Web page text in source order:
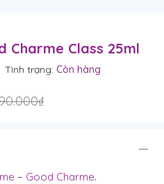
Charme Class 25ml
Tình trạng: Còn hàng
– Good Charme.